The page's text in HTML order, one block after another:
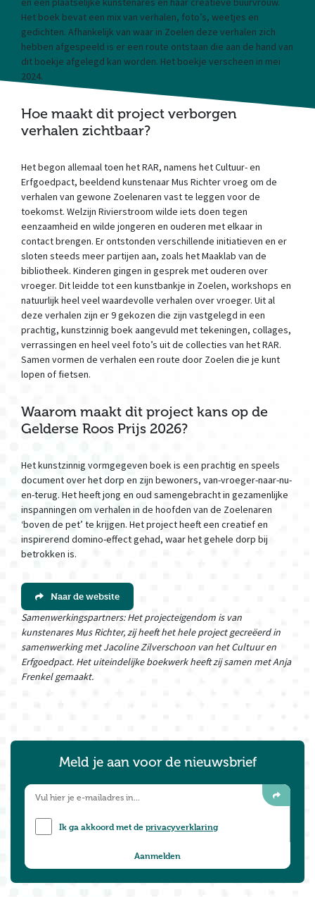
Het boek bevat een mix van verhalen, foto’s, weetjes en
gedichten. Afhankelijk van waar in Zoelen deze verhalen zich
hebben afgespeeld is er een route ontstaan die aan de hand van
dit boekje afgelegd kan worden. Het boekje verscheen in mei
2024.
Hoe maakt dit project verborgen
verhalen zichtbaar?
Het begon allemaal toen het RAR, namens het Cultuur- en
Erfgoedpact, beeldend kunstenaar Mus Richter vroeg om de
verhalen van gewone Zoelenaren vast te leggen voor de
toekomst. Welzijn Rivierstroom wilde iets doen tegen
eenzaamheid en wilde jongeren en ouderen met elkaar in
contact brengen. Er ontstonden verschillende initiatieven en er
sloten steeds meer partijen aan, zoals het Maaklab van de
bibliotheek. Kinderen gingen in gesprek met ouderen over
vroeger. Dit leidde tot een kunstbankje in Zoelen, workshops en
natuurlijk heel veel waardevolle verhalen over vroeger. Uit al
deze verhalen zijn er 9 gekozen die zijn vastgelegd in een
prachtig, kunstzinnig boek aangevuld met tekeningen, collages,
verrassingen en heel veel foto’s uit de collecties van het RAR.
Samen vormen de verhalen een route door Zoelen die je kunt
lopen of fietsen.
Waarom maakt dit project kans op de
Gelderse Roos Prijs 2026?
Het kunstzinnig vormgegeven boek is een prachtig en speels
document over het dorp en zijn bewoners, van-vroeger-naar-nu-
en-terug. Het heeft jong en oud samengebracht in gezamenlijke
inspanningen om verhalen in de hoofden van de Zoelenaren
‘boven de pet’ te krijgen. Het project heeft een creatief en
inspirerend domino-effect gehad, waar het gehele dorp bij
betrokken is.
Naar de website
Samenwerkingspartners: Het projecteigendom is van
kunstenares Mus Richter, zij heeft het hele project gecreëerd in
samenwerking met Jacoline Zilverschoon van het Cultuur en
Erfgoedpact. Het uiteindelijke boekwerk heeft zij samen met Anja
Frenkel gemaakt.
Meld je aan voor de nieuwsbrief
Ik ga akkoord met deprivacyverklaring